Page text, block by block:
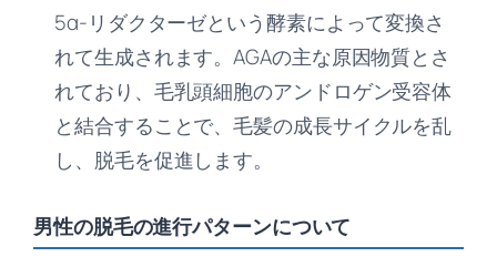
5α-リダクターゼという酵素によって変換さ
れて生成されます。AGAの主な原因物質とさ
れており、毛乳頭細胞のアンドロゲン受容体
と結合することで、毛髪の成長サイクルを乱
し、脱毛を促進します。
男性の脱毛の進行パターンについて